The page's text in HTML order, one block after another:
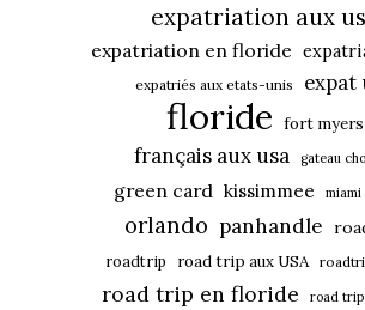
expatriation aux
expatriation en floride
expatriés aux etats-unis expat
floride fort myers
français aux usa gateau
green card kissimmee miami
orlando panhandle
roadtrip road trip aux USA
road trip en floride road